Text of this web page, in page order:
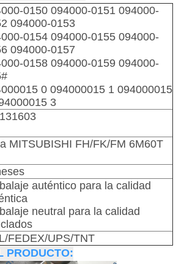
0150 094000-0151 094000-
094000-0153
0154094000-0155094000-
094000-0157
0158094000-0159094000-
0 0940000151 094000015
3
MITSUBISHI FH/FK/FM 6M60T
auténtico para la calidad
neutral para la calidad
FEDEX/UPS/TNT
PRODUCTO: